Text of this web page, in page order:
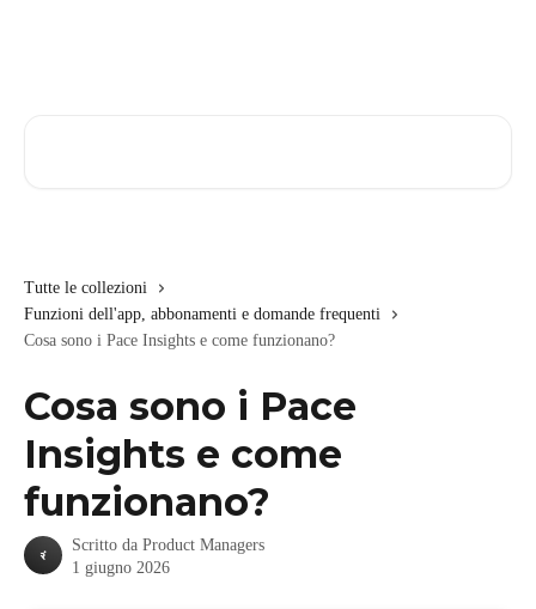
Tutte le collezioni
Funzioni dell'app, abbonamenti e domande frequenti
Cosa sono i Pace Insights e come funzionano?
Cosa sono i Pace
Insights e come
funzionano?
Scritto da Product Managers
1 giugno 2026